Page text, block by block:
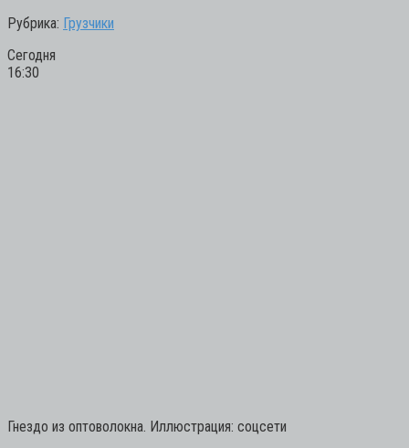
Рубрика: Грузчики
Сегодня
16:30
Гнездо из оптоволокна. Иллюстрация: соцсети